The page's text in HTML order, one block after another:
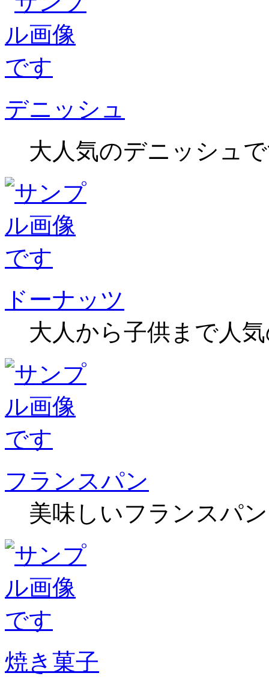
デニッシュ
大人気のデニッシュ
ドーナッツ
大人から子供まで人
フランスパン
美味しいフランスパ
焼き菓子